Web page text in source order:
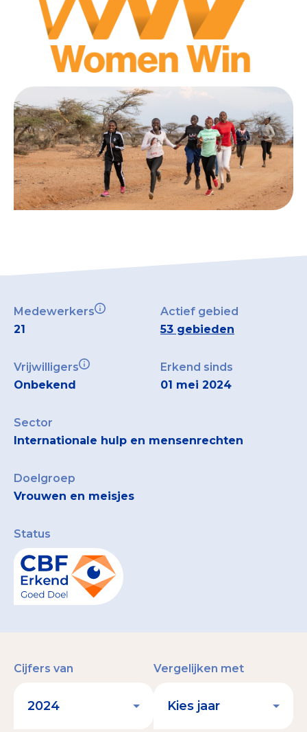
Nieuws
Over het CBF
Veelgestelde vragen
Register Erkende Donatieplatformen
Medewerkers
21
Actief gebied
53 gebieden
Vrijwilligers
Onbekend
Erkend sinds
01 mei 2024
Sector
Internationale hulp en mensenrechten
Doelgroep
Vrouwen en meisjes
Status
Cijfers van Vergelijken met